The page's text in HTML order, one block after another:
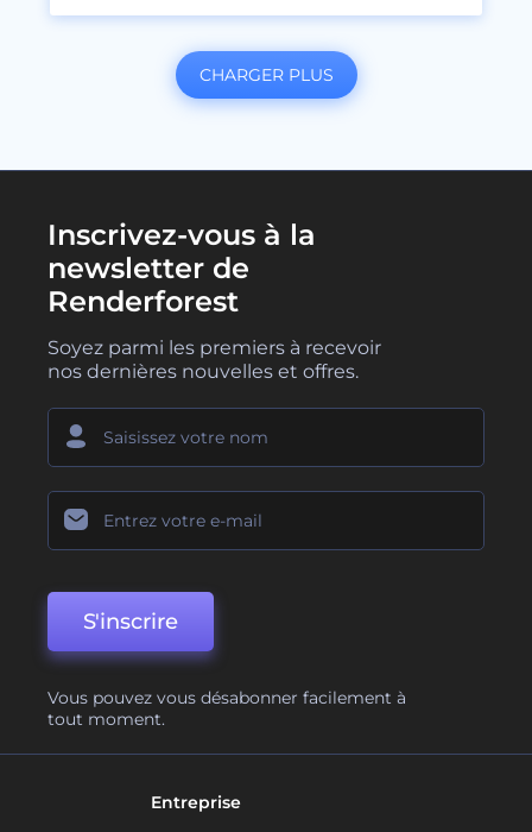
CHARGER PLUS
Inscrivez-vous à la
newsletter de
Renderforest
Soyez parmi les premiers à recevoir
nos dernières nouvelles et offres.
S'inscrire
Vous pouvez vous désabonner facilement à
tout moment.
Entreprise